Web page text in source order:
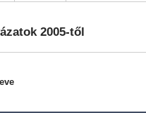
2005-től